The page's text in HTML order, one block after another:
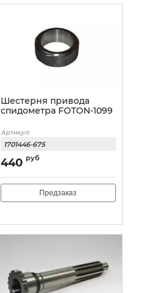
Шестерня привода
спидометра FOTON-1099
Артикул:
1701446-675
440 руб
Предзаказ